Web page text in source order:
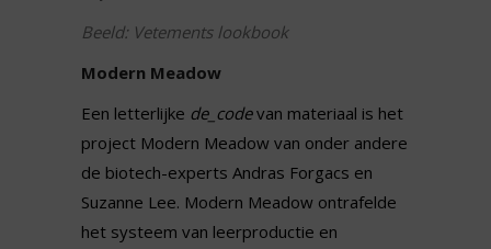
Beeld: Vetements lookbook
Modern Meadow
Een letterlijke de_codevan materiaal is het
project Modern Meadow van onder andere
de biotech-experts Andras Forgacs en
Suzanne Lee. Modern Meadow ontrafelde
het systeem van leerproductie en